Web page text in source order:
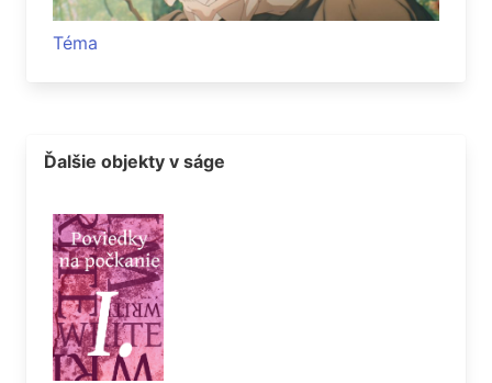
Téma
Ďalšie objekty v ságe